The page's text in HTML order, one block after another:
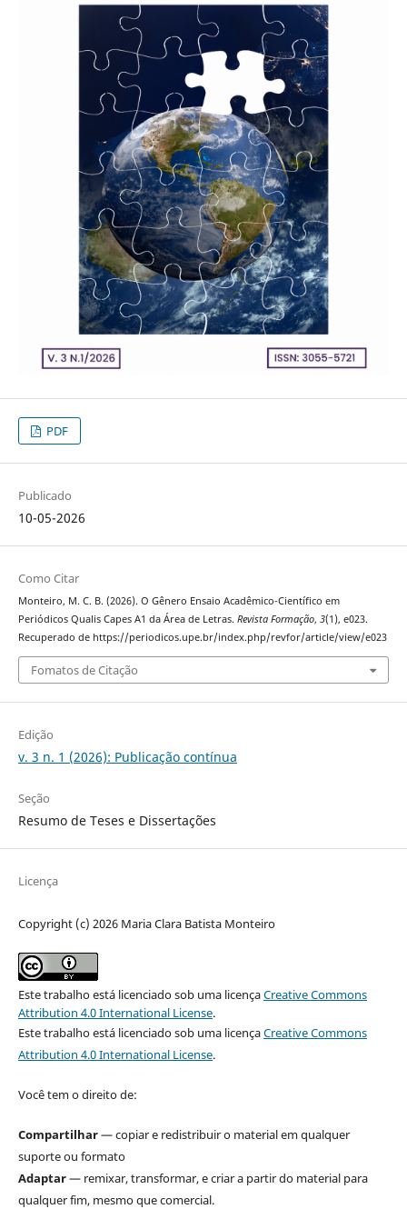
PDF
Publicado
10-05-2026
Como Citar
Monteiro, M. C. B. (2026). O Gênero Ensaio Acadêmico-Científico em
Periódicos Qualis Capes A1 da Área de Letras. Revista Formação, 3(1), e023.
Recuperado de https://periodicos.upe.br/index.php/revfor/article/view/e023
Fomatos de Citação
Edição
v. 3 n. 1 (2026): Publicação contínua
Seção
Resumo de Teses e Dissertações
Licença
Copyright (c) 2026 Maria Clara Batista Monteiro
Este trabalho está licenciado sob uma licençaCreative Commons
Attribution 4.0 International License.
Este trabalho está licenciado sob uma licençaCreative Commons
Attribution 4.0 International License.
Você tem o direito de:
Compartilhar— copiar e redistribuir o material em qualquer
suporte ou formato
Adaptar— remixar, transformar, e criar a partir do material para
qualquer fim, mesmo que comercial.